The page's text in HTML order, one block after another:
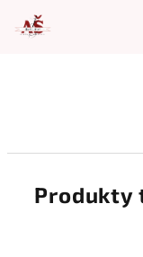
obsah
Produkty